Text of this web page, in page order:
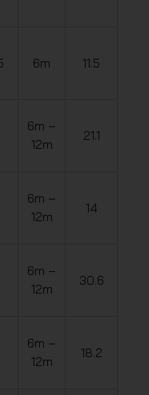
6m 11.5
6m –
12m
21.1
6m –
12m
14
6m –
12m
30.6
6m –
12m
18.2